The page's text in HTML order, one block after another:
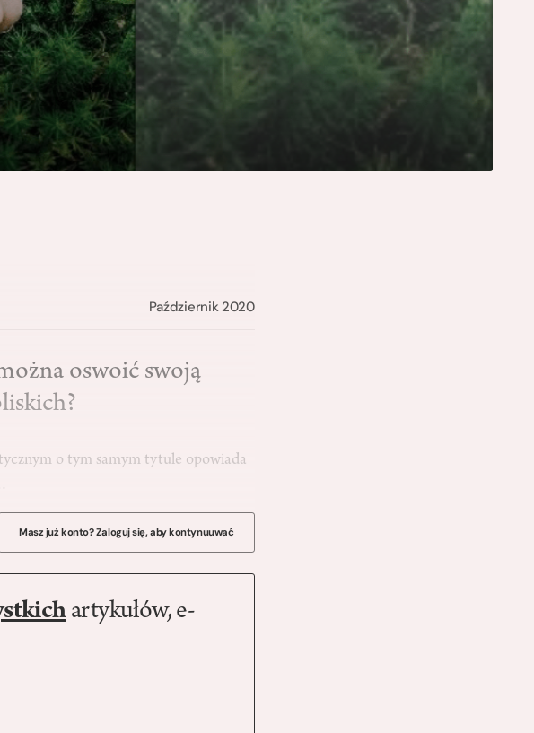
Październik 2020
oswoić swoją
o tym samym tytule opowiada
Masz już konto? Zaloguj się, aby kontynuuwać
artykułów, e-